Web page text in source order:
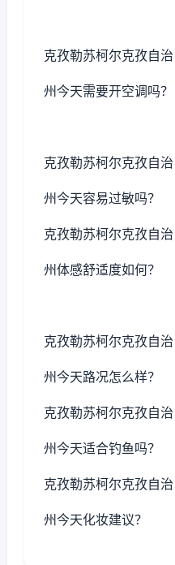
克孜勒苏柯尔克孜自治
州今天需要开空调吗？
克孜勒苏柯尔克孜自治
州今天容易过敏吗？
克孜勒苏柯尔克孜自治
州体感舒适度如何？
克孜勒苏柯尔克孜自治
州今天路况怎么样？
克孜勒苏柯尔克孜自治
州今天适合钓鱼吗？
克孜勒苏柯尔克孜自治
州今天化妆建议？